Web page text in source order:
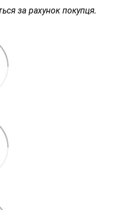
за рахунок покупця.